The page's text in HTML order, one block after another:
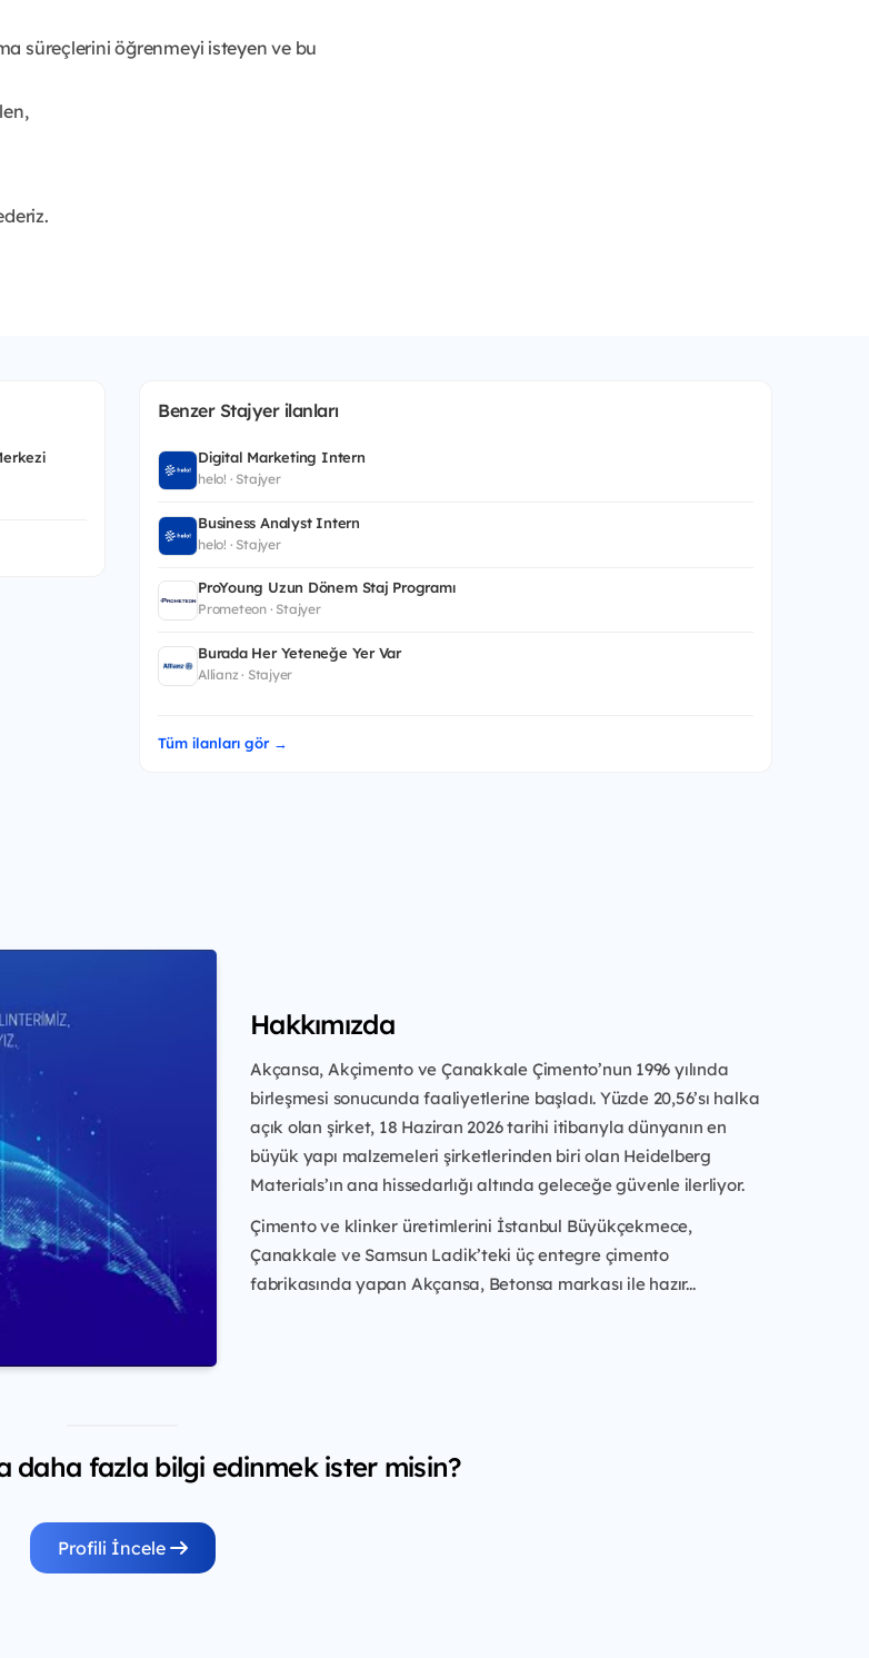
süreçlerini öğrenmeyi isteyen ve bu
Benzer Stajyer ilanları
Digital Marketing Intern
helo! · Stajyer
Business Analyst Intern
helo! · Stajyer
ProYoung Uzun Dönem Staj Programı
Prometeon · Stajyer
Burada Her Yeteneğe Yer Var
Allianz · Stajyer
Tüm ilanları gör →
Hakkımızda
Akçansa, Akçimento ve Çanakkale Çimento’nun 1996 yılında
birleşmesi sonucunda faaliyetlerine başladı. Yüzde 20,56’sı halka
açık olan şirket, 18 Haziran 2026 tarihi itibarıyla dünyanın en
büyük yapı malzemeleri şirketlerinden biri olan Heidelberg
Materials’ın ana hissedarlığı altında geleceğe güvenle ilerliyor.
Çimento ve klinker üretimlerini İstanbul Büyükçekmece,
Çanakkale ve Samsun Ladik’teki üç entegre çimento
fabrikasında yapan Akçansa, Betonsa markası ile hazır...
daha fazla bilgi edinmek ister misin?
Profili İncele